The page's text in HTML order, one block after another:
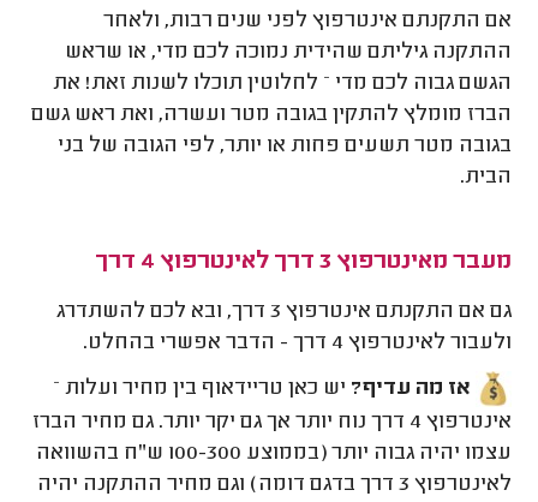
אם התקנתם אינטרפוץ לפני שנים רבות, ולאחר
ההתקנה גיליתם שהידית נמוכה לכם מדי, או שראש
הגשם גבוה לכם מדי – לחלוטין תוכלו לשנות זאת! את
הברז מומלץ להתקין בגובה מטר ועשרה, ואת ראש גשם
בגובה מטר תשעים פחות או יותר, לפי הגובה של בני
הבית.
מעבר מאינטרפוץ 3 דרך לאינטרפוץ 4 דרך
גם אם התקנתם אינטרפוץ 3 דרך, ובא לכם להשתדרג
ולעבור לאינטרפוץ 4 דרך - הדבר אפשרי בהחלט.
אז מה עדיף? יש כאן טריידאוף בין מחיר ועלות –
אינטרפוץ 4 דרך נוח יותר אך גם יקר יותר. גם מחיר הברז
עצמו יהיה גבוה יותר (בממוצע 100-300 ש"ח בהשוואה
לאינטרפוץ 3 דרך בדגם דומה) וגם מחיר ההתקנה יהיה